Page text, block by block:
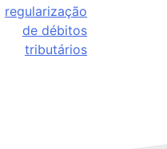
regularização
de débitos
tributários